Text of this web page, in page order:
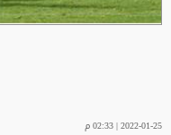
2022-01-25 | 02:33 م